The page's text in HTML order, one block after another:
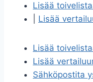
Lisää
Lisää
Lisää
Lisää
Sähköpostita